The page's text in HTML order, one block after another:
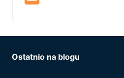
Ostatnio na blogu